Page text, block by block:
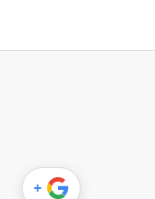
+